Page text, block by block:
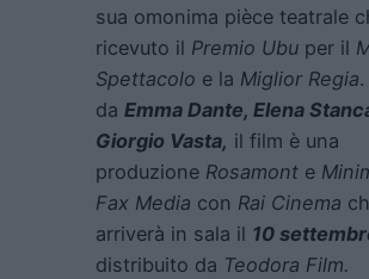
sua omonima pièce teatrale
ricevuto il Premio Ubu per il
Spettacolo e la Miglior Regia
da Emma Dante, Elena
Giorgio Vasta, il film è una
produzione Rosamont e
Fax Media con Rai Cinema
arriverà in sala il 10
distribuito da Teodora Film.